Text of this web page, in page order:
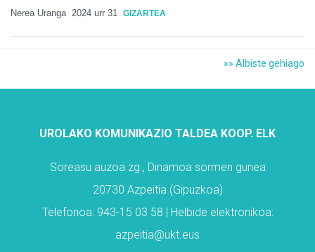
Nerea Uranga 2024 urr 31 GIZARTEA
»» Albiste gehiago
UROLAKO KOMUNIKAZIO TALDEA KOOP. ELK
Soreasu auzoa zg., Dinamoa sormen gunea
20730 Azpeitia (Gipuzkoa)
Telefonoa: 943-15 03 58 | Helbide elektronikoa:
azpeitia@ukt.eus